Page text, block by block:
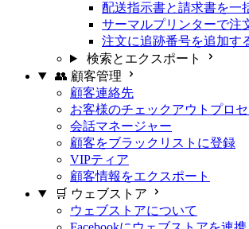
配送指示書と請求書を一
サーマルプリンターで注
注文に追跡番号を追加す
検索とエクスポート
👥 顧客管理
顧客連絡先
お客様のチェックアウトプロセ
会話マネージャー
顧客をブラックリストに登録
VIPティア
顧客情報をエクスポート
🛒 ウェブストア
ウェブストアについて